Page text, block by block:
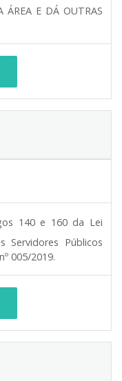
ÁREA E DÁ OUTRAS
140 e 160 da Lei
Servidores Públicos
005/2019.